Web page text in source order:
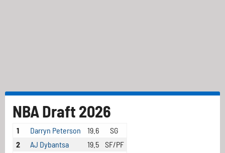
NBA Draft 2026
1 Darryn Peterson 19.6
SG
2
AJ Dybantsa 19.5
SF/PF